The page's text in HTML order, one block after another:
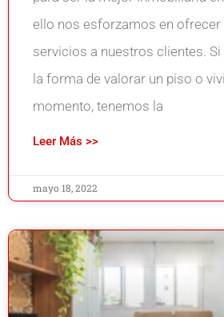
ello nos esforzamos en
servicios a nuestros clientes.
la forma de valorar un piso o
momento, tenemos la
Leer Más >>
mayo 18, 2022